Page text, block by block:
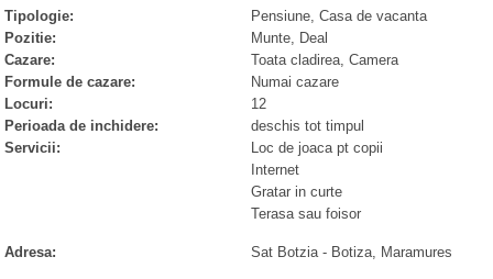
Tipologie:
Pensiune, Casa de vacanta
Pozitie:
Munte, Deal
Cazare:
Toata cladirea, Camera
Formule de cazare:
Numai cazare
Locuri:
12
Perioada de inchidere:
deschis tot timpul
Servicii:
Loc de joaca pt copii
Internet
Gratar in curte
Terasa sau foisor
Adresa: Sat Botzia- Botiza, Maramures